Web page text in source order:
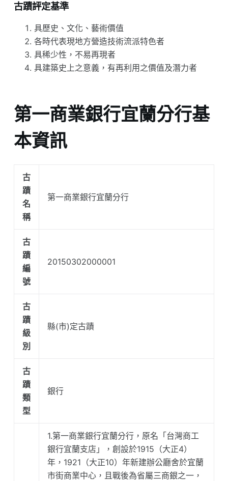
古蹟評定基準
具歷史、文化、藝術價值
各時代表現地方營造技術流派特色者
具稀少性，不易再現者
具建築史上之意義，有再利用之價值及潛力者
第一商業銀行宜蘭分行基
本資訊
古
蹟
名
稱
第一商業銀行宜蘭分行
古
蹟
編
號
20150302000001
古
蹟
級
別
縣(市)定古蹟
古
蹟
類
型
銀行
1.第一商業銀行宜蘭分行，原名「台灣商工
銀行宜蘭支店」，創設於1915（大正4）
年，1921（大正10）年新建辦公廳舍於宜蘭
市街商業中心，且戰後為省屬三商銀之一，